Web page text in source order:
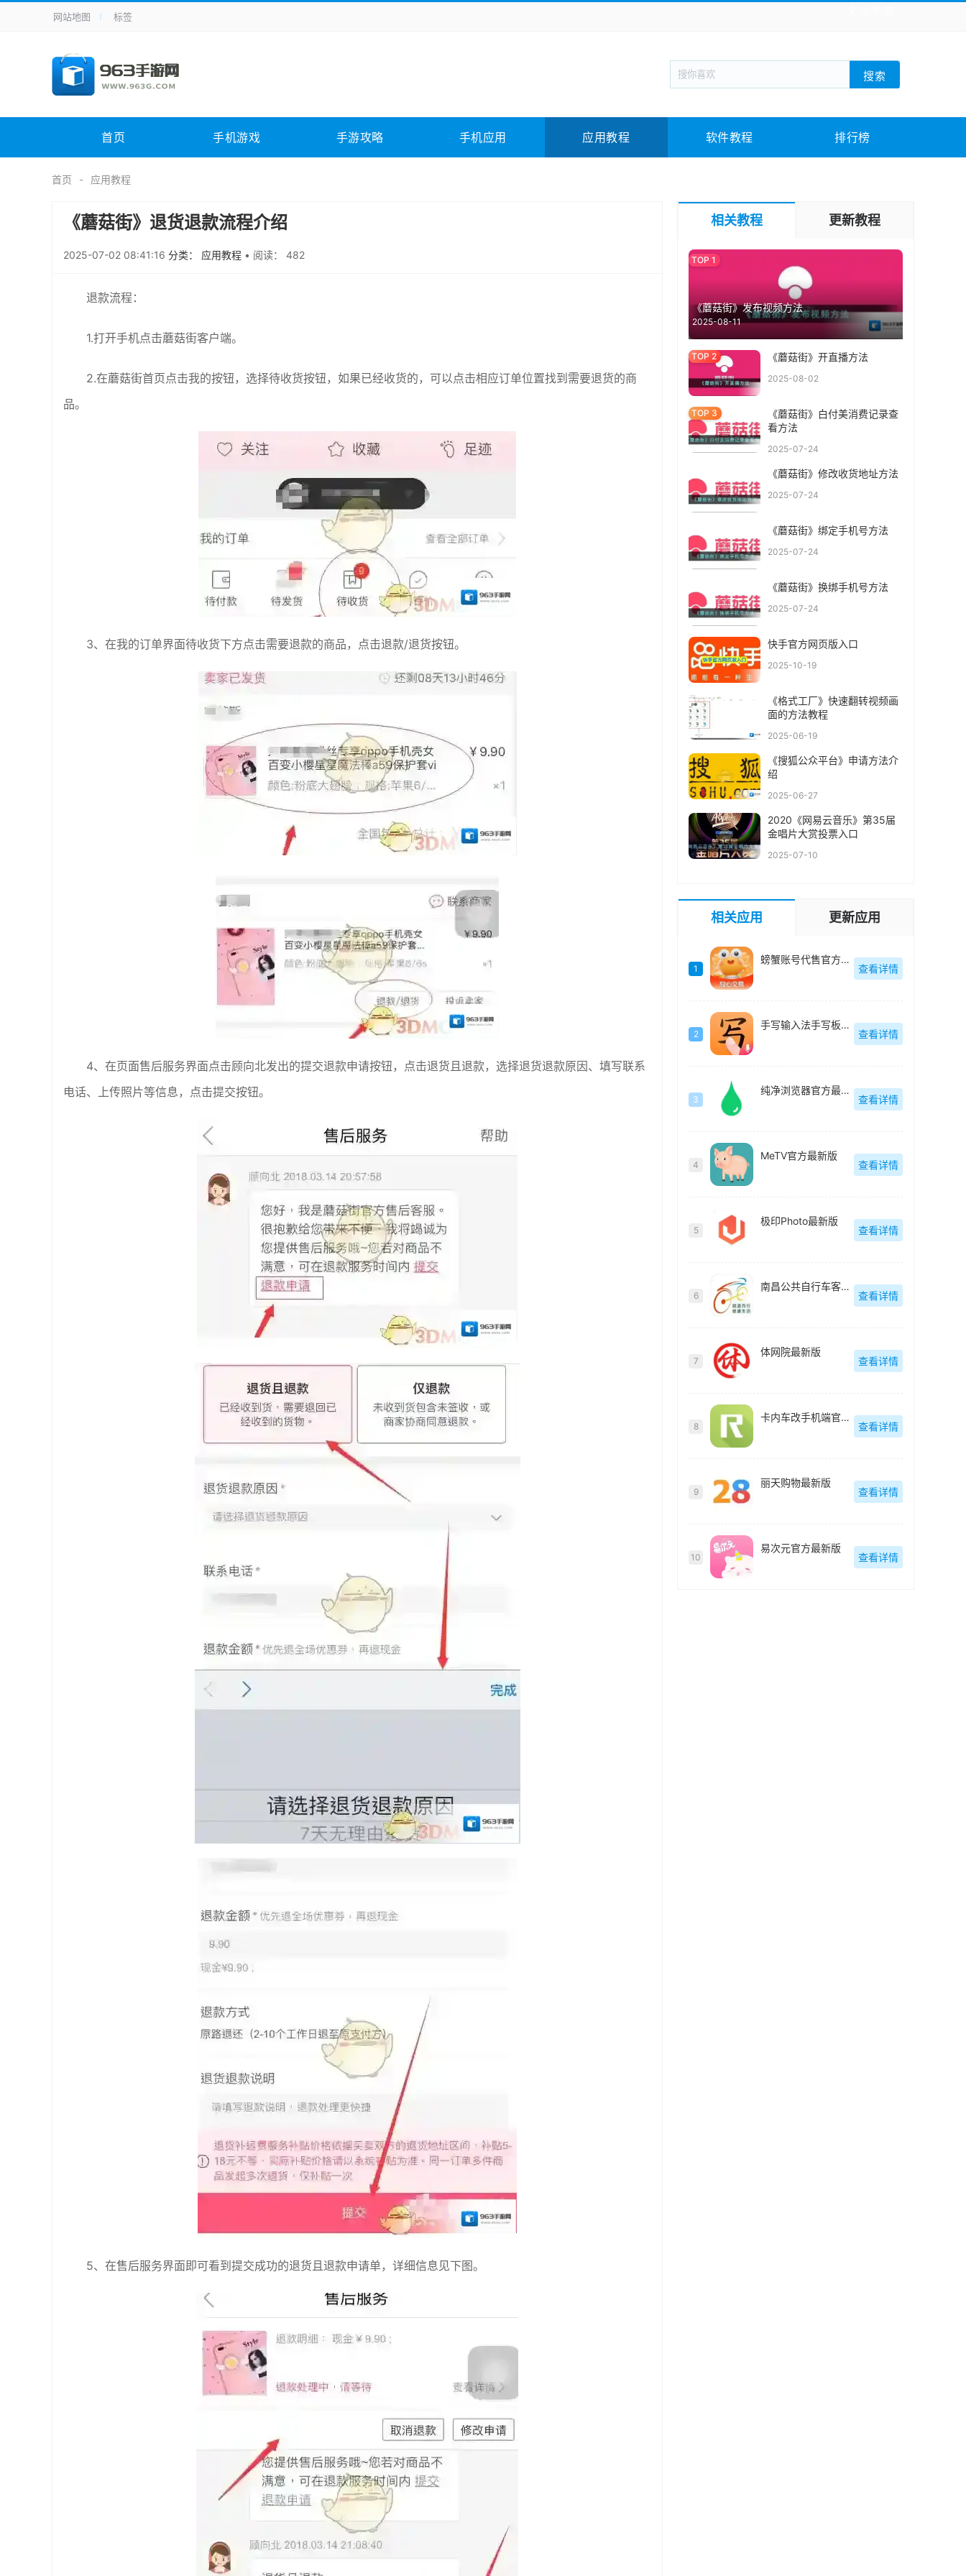
手机应用 新闻阅读 旅游出行 生活实用
手机游戏 体育竞技 战棋游戏 枪战射击 模拟经营
电脑软件 其它类别 图形软件 安全相关 应用软件 影音软件 插件下载 教育教学 游戏娱乐 系统软件 素材下载
未分类 综合其它
网站地图 标签
搜索
首页 手机游戏 手游攻略 手机应用 应用教程 软件教程 排行榜
首页 应用教程
《蘑菇街》退货退款流程介绍
2025-07-02 08:41:16 分类： 应用教程 • 阅读： 482
退款流程：
1.打开手机点击蘑菇街客户端。
2.在蘑菇街首页点击我的按钮，选择待收货按钮，如果已经收货的，可以点击相应订单位置找到需要退货的商
品。
3、在我的订单界面待收货下方点击需要退款的商品，点击退款/退货按钮。
4、在页面售后服务界面点击顾向北发出的提交退款申请按钮，点击退货且退款，选择退货退款原因、填写联系
电话、上传照片等信息，点击提交按钮。
5、在售后服务界面即可看到提交成功的退货且退款申请单，详细信息见下图。
相关教程 更新教程
《蘑菇街》发布视频方法
2025-08-11
《蘑菇街》开直播方法
2025-08-02
《蘑菇街》白付美消费记录查
看方法
2025-07-24
《蘑菇街》修改收货地址方法
2025-07-24
《蘑菇街》绑定手机号方法
2025-07-24
《蘑菇街》换绑手机号方法
2025-07-24
快手官方网页版入口
2025-10-19
《格式工厂》快速翻转视频画
面的方法教程
2025-06-19
《搜狐公众平台》申请方法介
绍
2025-06-27
2020《网易云音乐》第35届
金唱片大赏投票入口
2025-07-10
相关应用 更新应用
1
螃蟹账号代售官方最新版
查看详情
2
手写输入法手写板最新版
查看详情
3
纯净浏览器官方最新版
查看详情
4
MeTV官方最新版
查看详情
5
极印Photo最新版
查看详情
6
南昌公共自行车客户端(洪城乐骑行)最新版
查看详情
7
体网院最新版
查看详情
8
卡内车改手机端官方最新版
查看详情
9
丽天购物最新版
查看详情
10
易次元官方最新版
查看详情